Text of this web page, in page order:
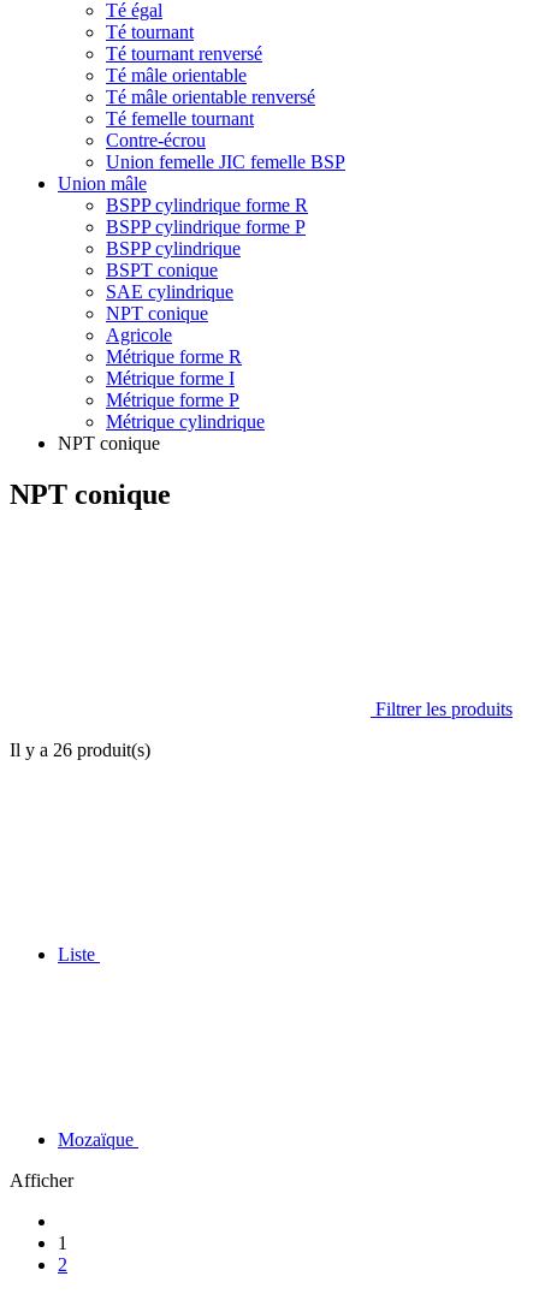
Té égal
Té tournant
Té tournant renversé
Té mâle orientable
Té mâle orientable renversé
Té femelle tournant
Contre-écrou
Union femelle JIC femelle BSP
Union mâle
BSPP cylindrique forme R
BSPP cylindrique forme P
BSPP cylindrique
BSPT conique
SAE cylindrique
NPT conique
Agricole
Métrique forme R
Métrique forme I
Métrique forme P
Métrique cylindrique
NPT conique
NPT conique
Filtrer les produits
Il y a 26 produit(s)
Liste
Mozaïque
Afficher
1
2